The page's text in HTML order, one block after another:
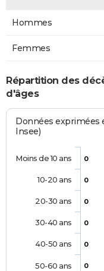
Hommes
Femmes
Répartition des
d'âges
Données exprimées
Insee)
0
0
0
0
0
0
Moins de 10 ans
10-20 ans
20-30 ans
30-40 ans
40-50 ans
50-60 ans